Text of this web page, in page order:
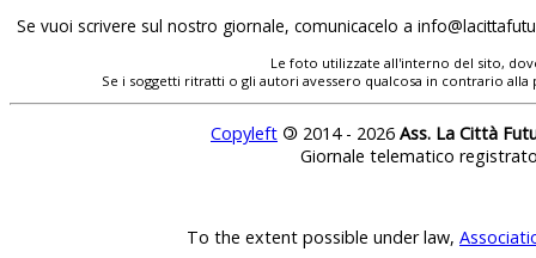
Se vuoi scrivere sul nostro giornale, comunicacelo a
Le foto utilizzate all'interno del sito,
Se i soggetti ritratti o gli autori avessero qualcosa in contrario
Copyleft © 2014 - 2026 Ass. La Città
Giornale telematico
To the extent possible under law,